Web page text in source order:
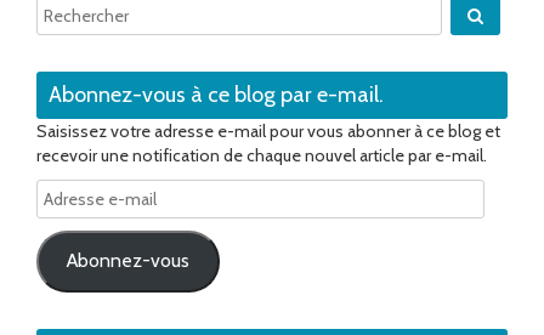
Abonnez-vous à ce blog par e-mail.
Saisissez votre adresse e-mail pour vous abonner à ce blog et
recevoir une notification de chaque nouvel article par e-mail.
Adresse
e-
mail
Abonnez-vous